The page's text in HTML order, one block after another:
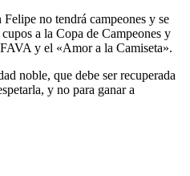
no tendrá campeones y se
a la Copa de Campeones y
y el «Amor a la Camiseta».
noble, que debe ser recuperada
y no para ganar a